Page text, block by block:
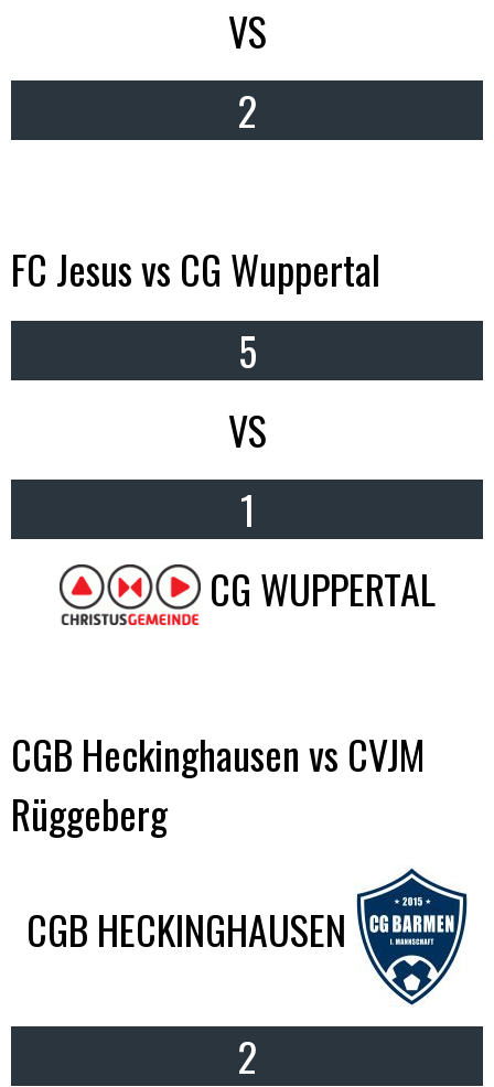
VS
2
FC Jesus vs CG Wuppertal
5
VS
1
CG WUPPERTAL
CGB Heckinghausen vs CVJM
Rüggeberg
CGB HECKINGHAUSEN
2